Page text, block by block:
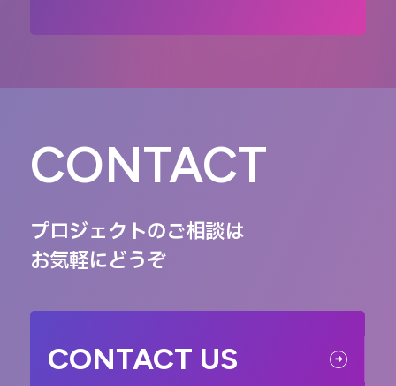
CONTACT
プロジェクトのご相談は
お気軽にどうぞ
CONTACT US